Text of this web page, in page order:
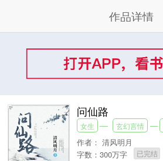
作品详情
问仙路
女生 玄幻言情
作者： 清风明月
字数：300万字
已完结